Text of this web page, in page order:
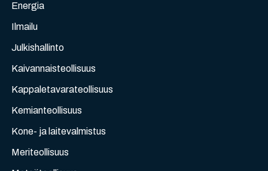
Energia
Ilmailu
Julkishallinto
Kaivannaisteollisuus
Kappaletavarateollisuus
Kemianteollisuus
Kone- ja laitevalmistus
Meriteollisuus